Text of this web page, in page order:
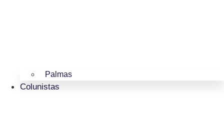
Palmas
Colunistas